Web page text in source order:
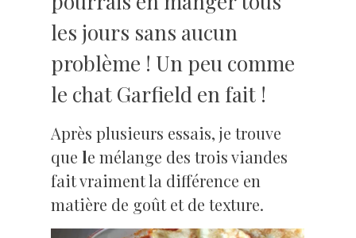
les jours sans aucun
problème ! Un peu comme
le chat Garfield en fait !
Après plusieurs essais, je trouve
que le mélange des trois viandes
fait vraiment la différence en
matière de goût et de texture.